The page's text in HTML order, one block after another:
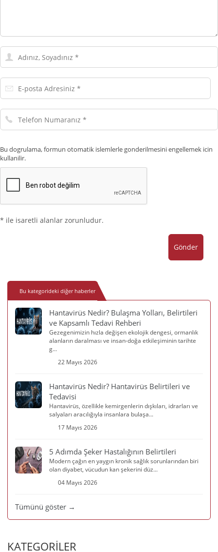
Adınız,
Soyadınız
E-
posta
Telefon
Numaranız
Bu dogrulama, formun otomatik islemlerle gonderilmesini engellemek icin
kullanilir.
* ile isaretli alanlar zorunludur.
Gönder
Bu kategorideki diğer haberler
Hantavirüs Nedir? Bulaşma Yolları, Belirtileri
ve Kapsamlı Tedavi Rehberi
Gezegenimizin hızla değişen ekolojik dengesi, ormanlık
alanların daralması ve insan-doğa etkileşiminin tarihte
g...
22 Mayıs 2026
Hantavirüs Nedir? Hantavirüs Belirtileri ve
Tedavisi
Hantavirüs, özellikle kemirgenlerin dışkıları, idrarları ve
salyaları aracılığıyla insanlara bulaşa...
17 Mayıs 2026
5 Adımda Şeker Hastalığının Belirtileri
Modern çağın en yaygın kronik sağlık sorunlarından biri
olan diyabet, vücudun kan şekerini düz...
04 Mayıs 2026
Tümünü göster →
KATEGORİLER